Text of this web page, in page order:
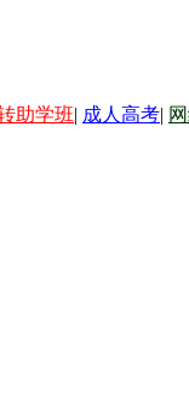
助学班| 成人高考|